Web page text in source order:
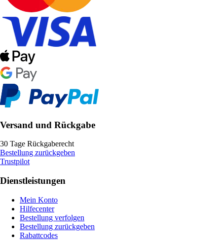
Versand und Rückgabe
30 Tage Rückgaberecht
Bestellung zurückgeben
Trustpilot
Dienstleistungen
Mein Konto
Hilfecenter
Bestellung verfolgen
Bestellung zurückgeben
Rabattcodes